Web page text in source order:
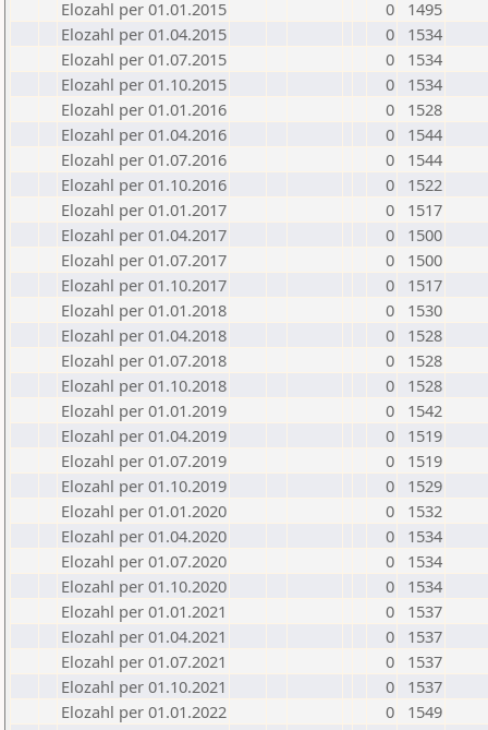
Elozahl per 01.01.2015
0
1495
Elozahl per 01.04.2015
0
1534
Elozahl per 01.07.2015
0
1534
Elozahl per 01.10.2015
0
1534
Elozahl per 01.01.2016
0
1528
Elozahl per 01.04.2016
0
1544
Elozahl per 01.07.2016
0
1544
Elozahl per 01.10.2016
0
1522
Elozahl per 01.01.2017
0
1517
Elozahl per 01.04.2017
0
1500
Elozahl per 01.07.2017
0
1500
Elozahl per 01.10.2017
0
1517
Elozahl per 01.01.2018
0
1530
Elozahl per 01.04.2018
0
1528
Elozahl per 01.07.2018
0
1528
Elozahl per 01.10.2018
0
1528
Elozahl per 01.01.2019
0
1542
Elozahl per 01.04.2019
0
1519
Elozahl per 01.07.2019
0
1519
Elozahl per 01.10.2019
0
1529
Elozahl per 01.01.2020
0
1532
Elozahl per 01.04.2020
0
1534
Elozahl per 01.07.2020
0
1534
Elozahl per 01.10.2020
0
1534
Elozahl per 01.01.2021
0
1537
Elozahl per 01.04.2021
0
1537
Elozahl per 01.07.2021
0
1537
Elozahl per 01.10.2021
0
1537
Elozahl per 01.01.2022
0
1549